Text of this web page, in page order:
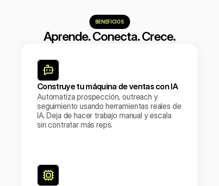
BENEFICIOS
Aprende. Conecta. Crece.
Construye tu máquina de ventas con IA
Automatiza prospección, outreach y
seguimiento usando herramientas reales de
IA. Deja de hacer trabajo manual y escala
sin contratar más reps.